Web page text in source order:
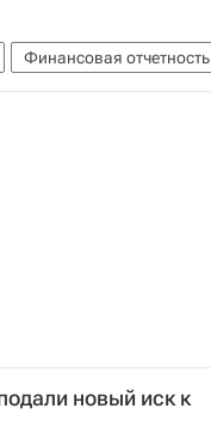
Финансовая отчетность
новый иск к